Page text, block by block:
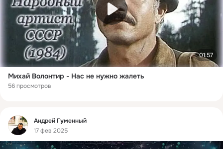
01:57
Михай Волонтир - Нас не нужно жалеть
56 просмотров
Фид
Андрей Гуменный
17 фев 2025